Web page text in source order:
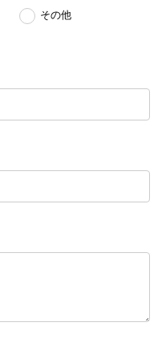
その他